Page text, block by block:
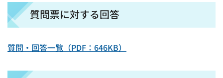
質問票に対する回答
質問・回答一覧（PDF：646KB）